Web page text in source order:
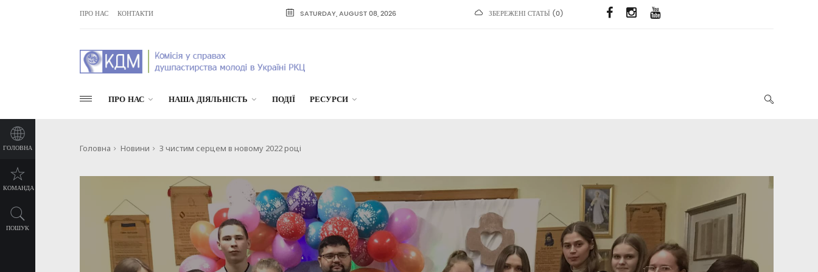
ПРО НАС КОНТАКТИ SATURDAY, AUGUST 08, 2026 ЗБЕРЕЖЕНІ СТАТЬЇ (0)
ПРО НАС НАША ДІЯЛЬНІСТЬ ПОДІЇ РЕСУРСИ
ГОЛОВНА
КОМАНДА
ПОШУК
Головна Новини З чистим серцем в новому 2022 році